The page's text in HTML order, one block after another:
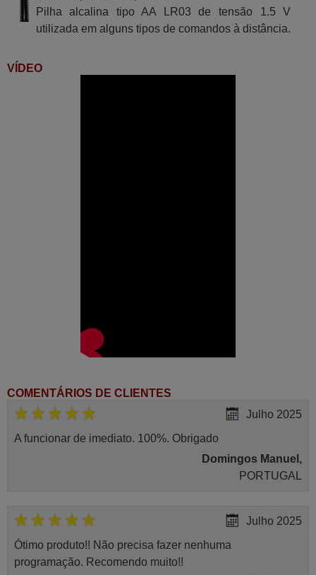
Pilha alcalina tipo AA LR03 de tensão 1.5 V
utilizada em alguns tipos de comandos à distância.
VÍDEO
COMENTÁRIOS DE CLIENTES
Julho 2025
A funcionar de imediato. 100%. Obrigado
Domingos Manuel,
PORTUGAL
Julho 2025
Ótimo produto!! Não precisa fazer nenhuma
programação. Recomendo muito!!